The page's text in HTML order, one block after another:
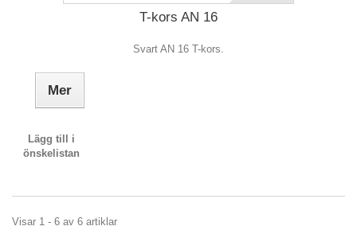
T-kors AN 16
Svart AN 16 T-kors.
Mer
Lägg till i
önskelistan
Visar 1 - 6 av 6 artiklar